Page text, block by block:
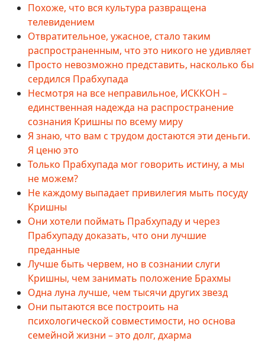
Похоже, что вся культура развращена
телевидением
Отвратительное, ужасное, стало таким
распространенным, что это никого не удивляет
Просто невозможно представить, насколько бы
сердился Прабхупада
Несмотря на все неправильное, ИСККОН –
единственная надежда на распространение
сознания Кришны по всему миру
Я знаю, что вам с трудом достаются эти деньги.
Я ценю это
Только Прабхупада мог говорить истину, а мы
не можем?
Не каждому выпадает привилегия мыть посуду
Кришны
Они хотели поймать Прабхупаду и через
Прабхупаду доказать, что они лучшие
преданные
Лучше быть червем, но в сознании слуги
Кришны, чем занимать положение Брахмы
Одна луна лучше, чем тысячи других звезд
Они пытаются все построить на
психологической совместимости, но основа
семейной жизни – это долг, дхарма